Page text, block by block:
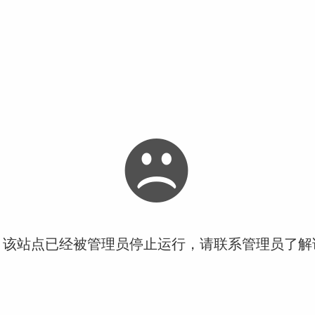
站点已经被管理员停止运行，请联系管理员了